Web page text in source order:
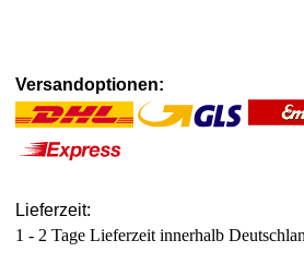
Versandoptionen:
Lieferzeit:
1 - 2 Tage Lieferzeit innerhalb